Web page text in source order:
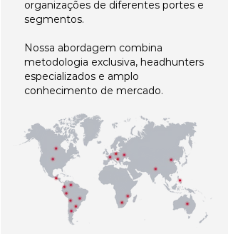
organizações de diferentes portes e
segmentos.
Nossa abordagem combina
metodologia exclusiva, headhunters
especializados e amplo
conhecimento de mercado.